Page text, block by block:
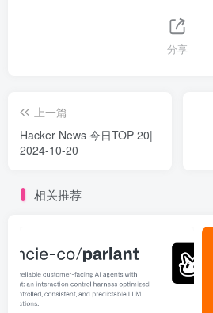
分享
上一篇
Hacker News 今日TOP 20|
2024-10-20
相关推荐